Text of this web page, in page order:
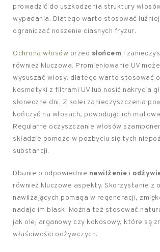
prowadzić do uszkodzenia struktury
wypadania. Dlatego warto stosować
ograniczać noszenie ciasnych fryzur.
Ochrona włosów przed słońcem i
również kluczowa. Promieniowanie UV
wysuszać włosy, dlatego warto stosować
kosmetyki z filtrami UV lub nosić nakrycia
słoneczne dni. Z kolei zanieczyszczenia
kończyć na włosach, powodując ich
Regularne oczyszczanie włosów
składzie pomoże w pozbyciu się tych
substancji.
Dbanie o odpowiednie nawilżenie i
również kluczowe aspekty. Skorzystanie z
nawilżających pomaga w regeneracji,
nadaje im blask. Można też stosować
jak olej arganowy czy kokosowy, które są
właściwości odżywczych.